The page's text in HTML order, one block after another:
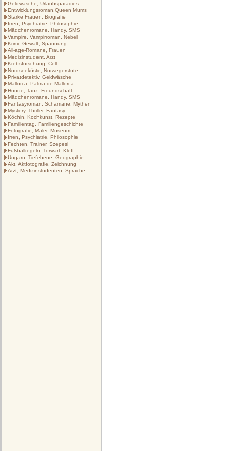
Geldwäsche, Urlaubsparadies
Entwicklungsroman,Queen Mums
Starke Frauen, Biografie
Irren, Psychiatrie, Philosophie
Mädchenromane, Handy, SMS
Vampire, Vampirroman, Nebel
Krimi, Gewalt, Spannung
All-age-Romane, Frauen
Medizinstudent, Arzt
Krebsforschung, Cell
Nordseeküste, Norwegerstute
Privatdetektiv, Geldwäsche
Mallorca, Palma de Mallorca
Hunde, Tanz, Freundschaft
Mädchenromane, Handy, SMS
Fantasyroman, Schamane, Mythen
Mystery, Thriller, Fantasy
Köchin, Kochkunst, Rezepte
Familientag, Familiengeschichte
Fotografie, Maler, Museum
Irren, Psychiatrie, Philosophie
Fechten, Trainer, Szepesi
Fußballregeln, Torwart, Kleff
Ungarn, Tiefebene, Geographie
Akt, Aktfotografie, Zeichnung
Arzt, Medizinstudenten, Sprache